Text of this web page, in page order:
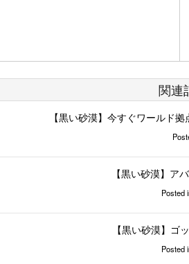
関連
【黒い砂漠】今すぐワールド
【黒い砂漠】ア
Posted
【黒い砂漠】ゴ
Posted